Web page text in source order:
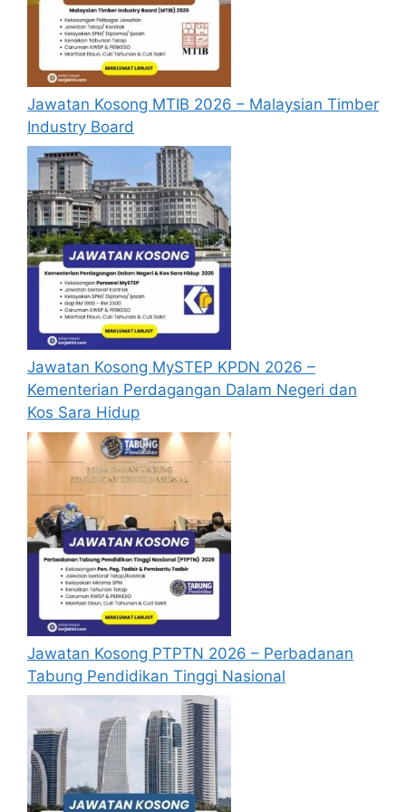
Jawatan Kosong Trending :
Kilang Inari Amerton Penang kini dibuka
Syarat Lantikan
Calon hendaklah warganegara Malaysia
berusia tidak kurang daripada 18 tahun
pada tarikh tutup permohonan jawatan.
Berkelayakan dan melepasi syarat-syarat
pelantikan yang telah ditetapkan bagi
setiap Jawatan Kosong Kilang BOSCH
Malaysia 2026 yang hendak dipohon, Sila
baca pada lampiran yang kami telah
sediakan seperti berikut.
Cara Mohon
Permohonan Jawatan Kosong Kilang
BOSCH Malaysia 2026 hendaklah melalui
laman web rasmi BOSCH MALAYSIA di
https://www.bosch.com.my/
pautanMohon Jawatan
disediakan dibawah. Untuk memohon
kali pertama, anda perlu mendaftar
akaun baru terlebih dahulu.
Calon dikehendaki memuat naik resume
yang lengkap (kelayakan akademik,
pengalaman kerja, gaji semasa dan gaji
yang dipohon, gambar berukuran
passport serta salinan sijil-sijil berkaitan)
semasa membuat permohonan.
Pemohon yang telah mendaftar dan
memohon jawatan yang disenaraikan
tidak perlu lagi memohon semula
sekiranya tempoh permohonan masih
Jawatan Kosong MTIB 2026 – Malaysian Timber
Industry Board
Jawatan Kosong MySTEP KPDN 2026 –
Kementerian Perdagangan Dalam Negeri dan
Kos Sara Hidup
Jawatan Kosong PTPTN 2026 – Perbadanan
Tabung Pendidikan Tinggi Nasional